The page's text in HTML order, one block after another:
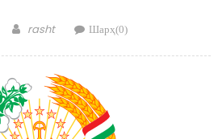
Author
rasht Шарҳ(0)